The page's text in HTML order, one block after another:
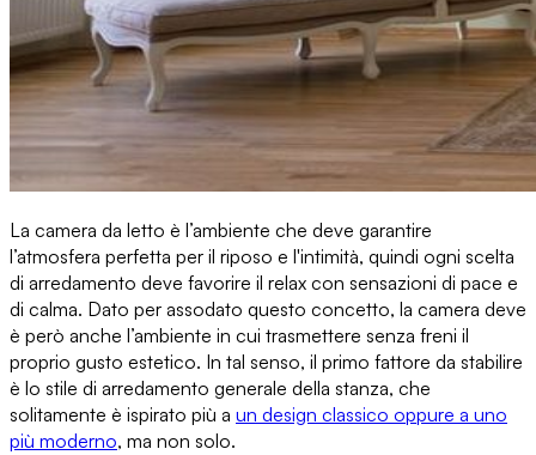
La camera da letto è l’ambiente che deve garantire
l’atmosfera perfetta per il riposo e l'intimità, quindi ogni scelta
di arredamento deve favorire il relax con sensazioni di pace e
di calma. Dato per assodato questo concetto, la camera deve
è però anche l’ambiente in cui trasmettere senza freni il
proprio gusto estetico. In tal senso, il primo fattore da stabilire
è lo stile di arredamento generale della stanza, che
solitamente è ispirato più a un design classico oppure a uno
più moderno, ma non solo.